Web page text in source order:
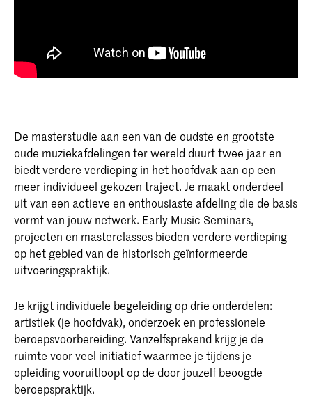
De masterstudie aan een van de oudste en grootste
oude muziekafdelingen ter wereld duurt twee jaar en
biedt verdere verdieping in het hoofdvak aan op een
meer individueel gekozen traject. Je maakt onderdeel
uit van een actieve en enthousiaste afdeling die de basis
vormt van jouw netwerk. Early Music Seminars,
projecten en masterclasses bieden verdere verdieping
op het gebied van de historisch geïnformeerde
uitvoeringspraktijk.
Je krijgt individuele begeleiding op drie onderdelen:
artistiek (je hoofdvak), onderzoek en professionele
beroepsvoorbereiding. Vanzelfsprekend krijg je de
ruimte voor veel initiatief waarmee je tijdens je
opleiding vooruitloopt op de door jouzelf beoogde
beroepspraktijk.